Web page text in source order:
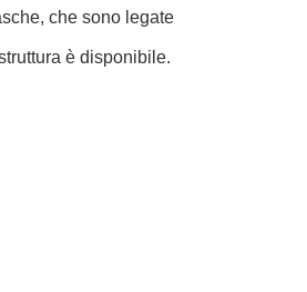
che sono legate
è disponibile.